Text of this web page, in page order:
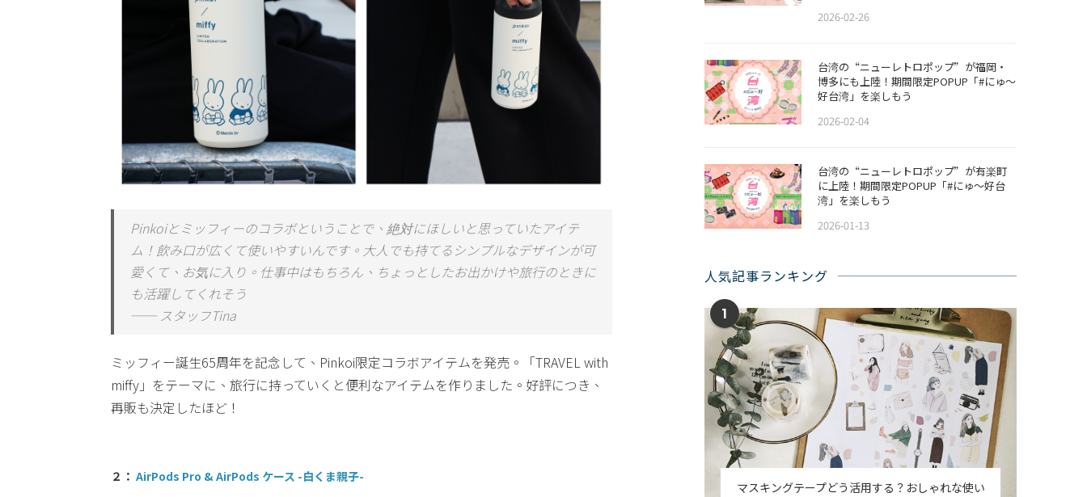
Pinkoiとミッフィーのコラボということで、絶対にほしいと思っていたアイテ
ム！飲み口が広くて使いやすいんです。大人でも持てるシンプルなデザインが可
愛くて、お気に入り。仕事中はもちろん、ちょっとしたお出かけや旅行のときに
も活躍してくれそう
── スタッフTina
ミッフィー誕生65周年を記念して、Pinkoi限定コラボアイテムを発売。「TRAVEL with
miffy」をテーマに、旅行に持っていくと便利なアイテムを作りました。好評につき、
再販も決定したほど！
２： AirPods Pro & AirPods ケース -白くま親子-
2026-02-26
​​台湾の“ニューレトロポップ”が福岡・
博多にも上陸！期間限定POPUP「#にゅ〜
好台湾」を楽しもう
2026-02-04
台湾の“ニューレトロポップ”が有楽町
に上陸！期間限定POPUP「#にゅ〜好台
湾」を楽しもう
2026-01-13
人気記事ランキング
1
マスキングテープどう活用する？おしゃれな使い